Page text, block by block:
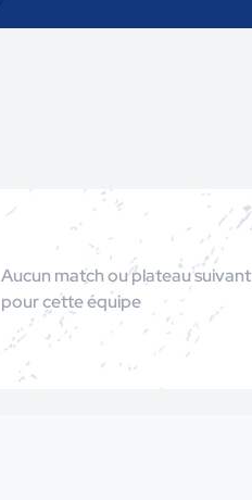
Aucun match ou plateau suivant
pour cette équipe